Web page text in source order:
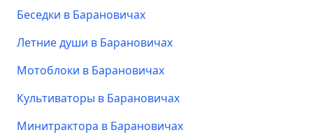
Беседки в Барановичах
Летние души в Барановичах
Мотоблоки в Барановичах
Культиваторы в Барановичах
Минитрактора в Барановичах